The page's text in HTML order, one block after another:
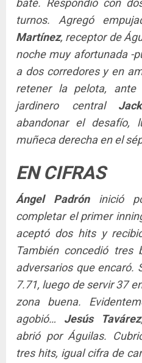
bate. Respondió con
turnos. Agregó
Martínez, receptor de
noche muy afortunada -
a dos corredores y en
retener la pelota, ante
jardinero central
abandonar el desafío,
muñeca derecha en el
EN CIFRAS
Ángel Padróninició
completar el primer
aceptó dos hits y
También concedió tres
adversarios que encaró.
7.71, luego de servir 37
zona buena.
agobió… Jesús Tavárez
abrió por Águilas.
tres hits, igual cifra de